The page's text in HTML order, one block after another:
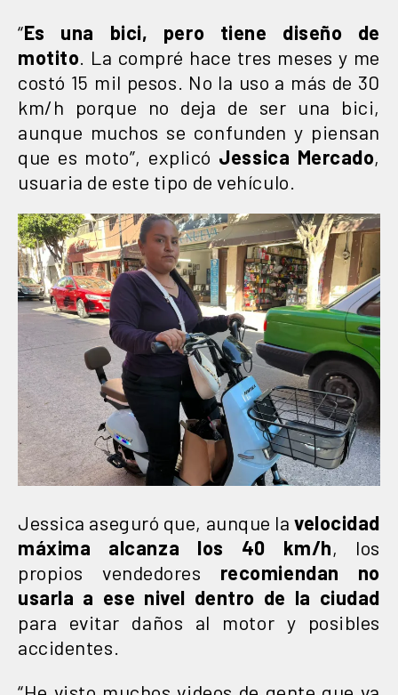
“Es una bici, pero tiene diseño de
motito . La compré hace tres meses y me
costó 15 mil pesos. No la uso a más de 30
km/h porque no deja de ser una bici,
aunque muchos se confunden y piensan
que es moto”, explicó Jessica Mercado,
usuaria de este tipo de vehículo.
Jessica aseguró que, aunque lavelocidad
máxima alcanza los 40 km/h, los
propios vendedores recomiendan no
usarla a ese nivel dentro de la ciudad
para evitar daños al motor y posibles
accidentes.